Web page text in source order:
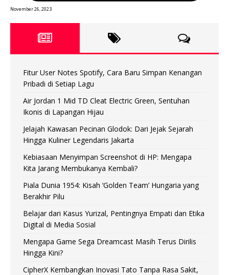
November 26, 2023
Fitur User Notes Spotify, Cara Baru Simpan Kenangan
Pribadi di Setiap Lagu
Air Jordan 1 Mid TD Cleat Electric Green, Sentuhan
Ikonis di Lapangan Hijau
Jelajah Kawasan Pecinan Glodok: Dari Jejak Sejarah
Hingga Kuliner Legendaris Jakarta
Kebiasaan Menyimpan Screenshot di HP: Mengapa
Kita Jarang Membukanya Kembali?
Piala Dunia 1954: Kisah ‘Golden Team’ Hungaria yang
Berakhir Pilu
Belajar dari Kasus Yurizal, Pentingnya Empati dan Etika
Digital di Media Sosial
Mengapa Game Sega Dreamcast Masih Terus Dirilis
Hingga Kini?
CipherX Kembangkan Inovasi Tato Tanpa Rasa Sakit,